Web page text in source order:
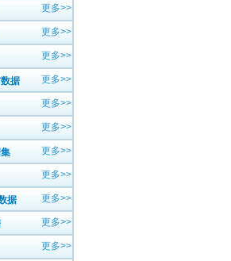
更多>>
更多>>
更多>>
据 更多>>
更多>>
更多>>
更多>>
更多>>
据 更多>>
更多>>
更多>>